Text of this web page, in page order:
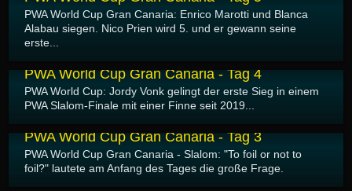
PWA World Cup Gran Canaria: Enrico Marotti und Blanca
Alabau siegen. Nico Prien wird 5. und er gewann seine
erste...
PWA World Cup Gran Canaria - Tag 4
PWA World Cup: Jordy Vonk gelingt der erste Sieg in einem
PWA Slalom-Finale mit einer Finne seit 2019...
PWA World Cup Gran Canaria - Tag 3
PWA World Cup Gran Canaria - Slalom: "To foil or not to
foil?" lautete am Anfang des Tages die große Frage.